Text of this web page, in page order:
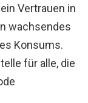
Vertrauen in
wachsendes
Konsums.
für alle, die